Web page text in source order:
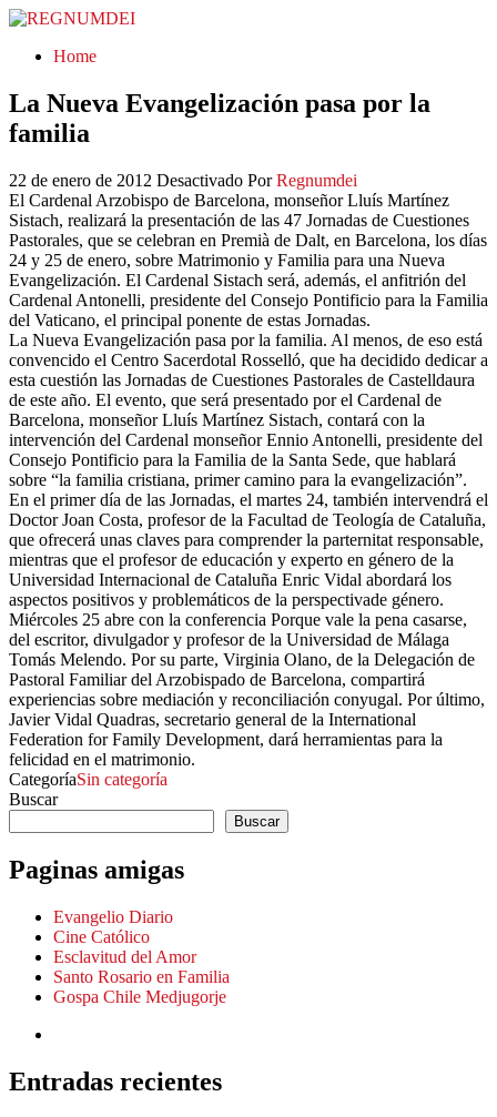
REGNUMDEI
Home
La Nueva Evangelización pasa por la
familia
22 de enero de 2012 Desactivado Por Regnumdei
El Cardenal Arzobispo de Barcelona, monseñor Lluís Martínez
Sistach, realizará la presentación de las 47 Jornadas de Cuestiones
Pastorales, que se celebran en Premià de Dalt, en Barcelona, los días
24 y 25 de enero, sobre Matrimonio y Familia para una Nueva
Evangelización. El Cardenal Sistach será, además, el anfitrión del
Cardenal Antonelli, presidente del Consejo Pontificio para la Familia
del Vaticano, el principal ponente de estas Jornadas.
La Nueva Evangelización pasa por la familia. Al menos, de eso está
convencido el Centro Sacerdotal Rosselló, que ha decidido dedicar a
esta cuestión las Jornadas de Cuestiones Pastorales de Castelldaura
de este año. El evento, que será presentado por el Cardenal de
Barcelona, ​​monseñor Lluís Martínez Sistach, contará con la
intervención del Cardenal monseñor Ennio Antonelli, presidente del
Consejo Pontificio para la Familia de la Santa Sede, que hablará
sobre “la familia cristiana, primer camino para la evangelización”.
En el primer día de las Jornadas, el martes 24, también intervendrá el
Doctor Joan Costa, profesor de la Facultad de Teología de Cataluña,
que ofrecerá unas claves para comprender la parternitat responsable,
mientras que el profesor de educación y experto en género de la
Universidad Internacional de Cataluña Enric Vidal abordará los
aspectos positivos y problemáticos de la perspectivade género.
Miércoles 25 abre con la conferencia Porque vale la pena casarse,
del escritor, divulgador y profesor de la Universidad de Málaga
Tomás Melendo. Por su parte, Virginia Olano, de la Delegación de
Pastoral Familiar del Arzobispado de Barcelona, ​​compartirá
experiencias sobre mediación y reconciliación conyugal. Por último,
Javier Vidal Quadras, secretario general de la International
Federation for Family Development, dará herramientas para la
felicidad en el matrimonio.
CategoríaSin categoría
Buscar
Buscar
Paginas amigas
Evangelio Diario
Cine Católico
Esclavitud del Amor
Santo Rosario en Familia
Gospa Chile Medjugorje
Entradas recientes